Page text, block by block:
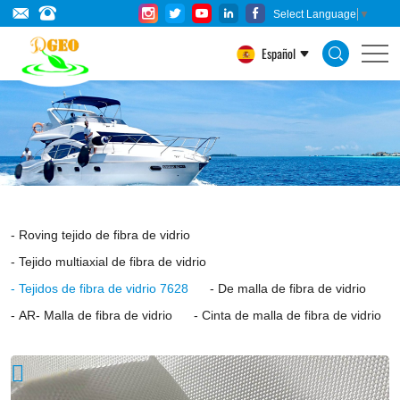
Select Language ▼
Español
E-
glass
fiber
Plain
Weave
Cloth
woven
by
fiber
glass
yarn,
which
Roving tejido de fibra de vidrio
Tejido multiaxial de fibra de vidrio
Tejidos de fibra de vidrio 7628
De malla de fibra de vidrio
AR- Malla de fibra de vidrio
Cinta de malla de fibra de vidrio